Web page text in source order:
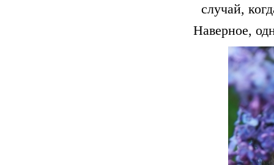
случай,
Наверное,